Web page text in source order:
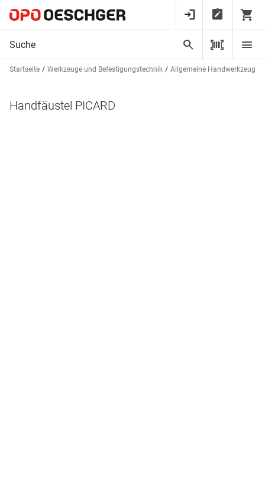
Startseite Werkzeuge und Befestigungstechnik Allgemeine Handwerkzeuge
Handfäustel PICARD